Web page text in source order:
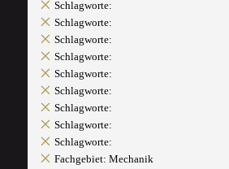
Schlagworte:
Schlagworte:
Schlagworte:
Schlagworte:
Schlagworte:
Schlagworte:
Schlagworte:
Schlagworte:
Schlagworte:
Fachgebiet: Mechanik